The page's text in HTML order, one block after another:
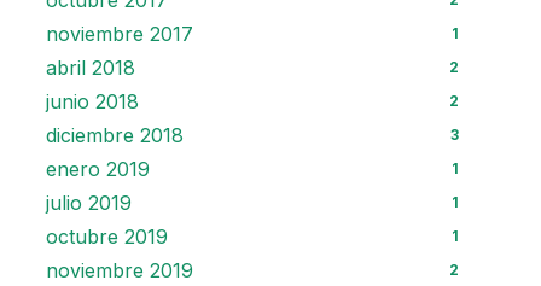
noviembre 2017 1
abril 2018 2
junio 2018 2
diciembre 2018 3
enero 2019 1
julio 2019 1
octubre 2019 1
noviembre 2019 2